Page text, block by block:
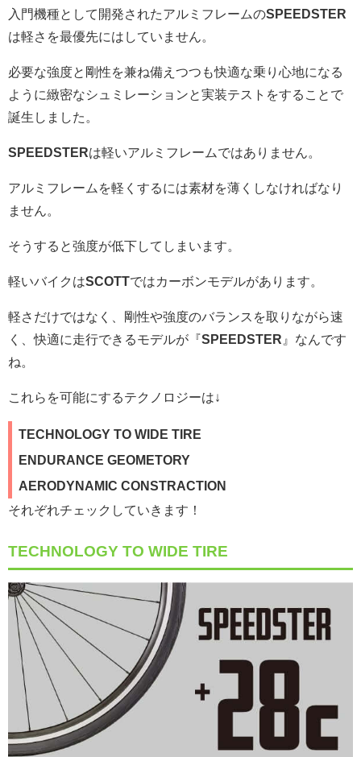
入門機種として開発されたアルミフレームのSPEEDSTER
は軽さを最優先にはしていません。
必要な強度と剛性を兼ね備えつつも快適な乗り心地になる
ように緻密なシュミレーションと実装テストをすることで
誕生しました。
SPEEDSTERは軽いアルミフレームではありません。
アルミフレームを軽くするには素材を薄くしなければなり
ません。
そうすると強度が低下してしまいます。
軽いバイクはSCOTTではカーボンモデルがあります。
軽さだけではなく、剛性や強度のバランスを取りながら速
く、快適に走行できるモデルが『SPEEDSTER 』なんです
ね。
これらを可能にするテクノロジーは↓
TECHNOLOGY TO WIDE TIRE
ENDURANCE GEOMETORY
AERODYNAMIC CONSTRACTION
それぞれチェックしていきます！
TECHNOLOGY TO WIDE TIRE